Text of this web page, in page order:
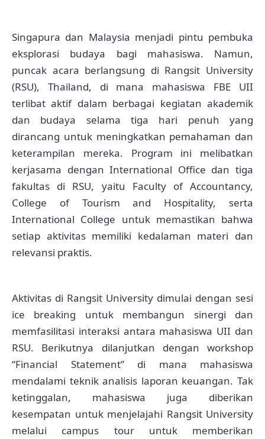
Singapura dan Malaysia menjadi pintu pembuka
eksplorasi budaya bagi mahasiswa. Namun,
puncak acara berlangsung di Rangsit University
(RSU), Thailand, di mana mahasiswa FBE UII
terlibat aktif dalam berbagai kegiatan akademik
dan budaya selama tiga hari penuh yang
dirancang untuk meningkatkan pemahaman dan
keterampilan mereka. Program ini melibatkan
kerjasama dengan International Office dan tiga
fakultas di RSU, yaitu Faculty of Accountancy,
College of Tourism and Hospitality, serta
International College untuk memastikan bahwa
setiap aktivitas memiliki kedalaman materi dan
relevansi praktis.
Aktivitas di Rangsit University dimulai dengan sesi
ice breaking untuk membangun sinergi dan
memfasilitasi interaksi antara mahasiswa UII dan
RSU. Berikutnya dilanjutkan dengan workshop
“Financial Statement” di mana mahasiswa
mendalami teknik analisis laporan keuangan. Tak
ketinggalan, mahasiswa juga diberikan
kesempatan untuk menjelajahi Rangsit University
melalui campus tour untuk memberikan